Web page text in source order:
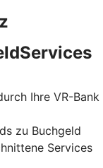
Ihre VR-Bank
zu Buchgeld
Services